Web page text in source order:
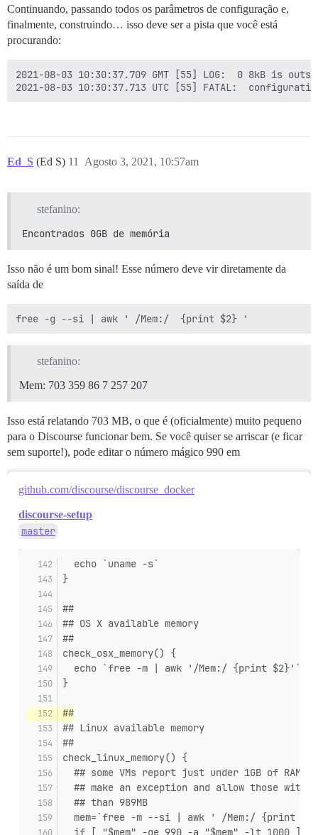
Continuando, passando todos os parâmetros de configuração e,
finalmente, construindo… isso deve ser a pista que você está
procurando:
2021-08-03 10:30:37.709 GMT [55] LOG:  0 8kB is
Ed_S (Ed S) Agosto 3, 2021, 10:57am
11
stefanino:
Encontrados 0GB de memória
Isso não é um bom sinal! Esse número deve vir diretamente da
saída de
stefanino:
Mem: 703 359 86 7 257 207
Isso está relatando 703 MB, o que é (oficialmente) muito pequeno
para o Discourse funcionar bem. Se você quiser se arriscar (e ficar
sem suporte!), pode editar o número mágico 990 em
github.com/discourse/discourse_docker
discourse-setup
master
  echo `uname -s`
}
##
## OS X available memory
##
check_osx_memory() {
  echo `free -m | awk '/Mem:/ {print $2}'`
}
##
## Linux available memory
##
check_linux_memory() {
## some VMs report just under 1GB of RAM,
## make an exception and allow those with
  ## than 989MB
mem=`free -m --si | awk ' /Mem:/ {print
if [ "$mem" -ge 990 -a "$mem" -lt 1000 ];